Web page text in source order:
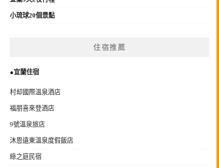
小琉球20個景點
住宿推薦
●宜蘭住宿
村却國際溫泉酒店
福朋喜來登酒店
9號溫泉旅店
沐恩遠東溫泉度假飯店
綠之庭民宿